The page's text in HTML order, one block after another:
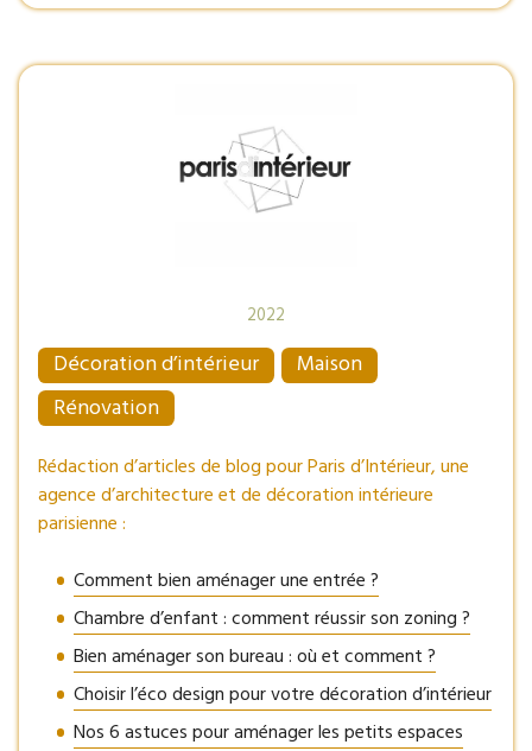
2022
Décoration d’intérieur
Maison
Rénovation
Rédaction d’articles de blog pour Paris d’Intérieur, une
agence d’architecture et de décoration intérieure
parisienne :
Comment bien aménager une entrée ?
Chambre d’enfant : comment réussir son zoning ?
Bien aménager son bureau : où et comment ?
Choisir l’éco design pour votre décoration d’intérieur
Nos 6 astuces pour aménager les petits espaces